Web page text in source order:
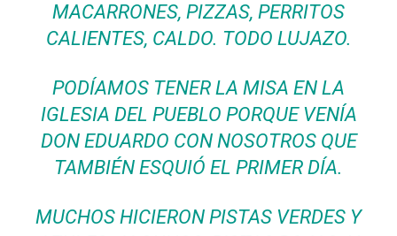
MACARRONES, PIZZAS, PERRITOS
CALIENTES, CALDO. TODO LUJAZO.
PODÍAMOS TENER LA MISA EN LA
IGLESIA DEL PUEBLO PORQUE VENÍA
DON EDUARDO CON NOSOTROS QUE
TAMBIÉN ESQUIÓ EL PRIMER DÍA.
MUCHOS HICIERON PISTAS VERDES Y